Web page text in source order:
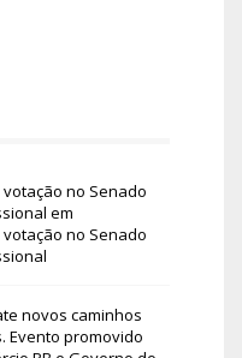
no Senado
em
no Senado
novos caminhos
Evento promovido